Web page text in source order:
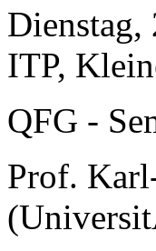
Dienstag,
ITP,
QFG -
Prof.